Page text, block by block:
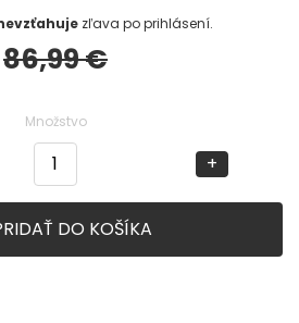
zľava po prihlásení.
86,99 €
Množstvo
+
DO KOŠÍKA